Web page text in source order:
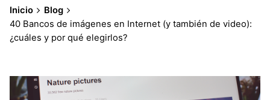
Inicio
Blog
40 Bancos de imágenes en Internet (y también de video):
¿cuáles y por qué elegirlos?